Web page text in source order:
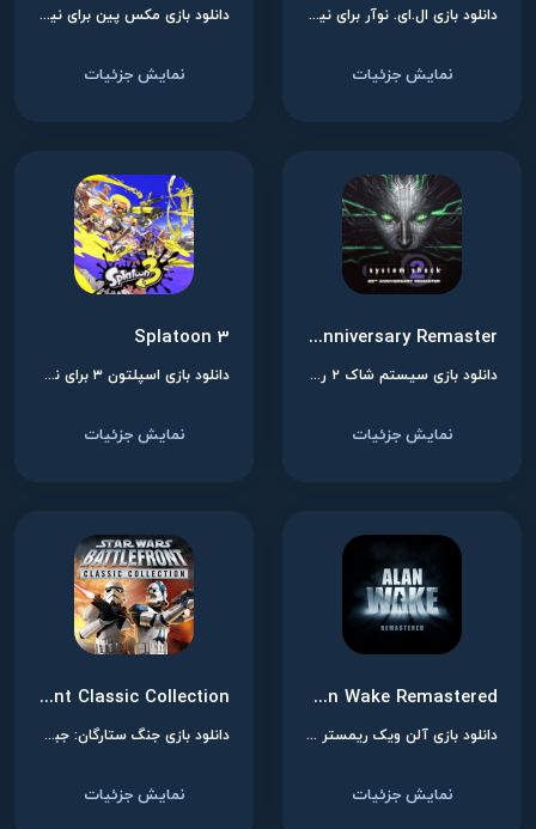
دانلود بازی ال.ای. نوآر برای نینتندو سوییچ
نمایش جزئیات
دانلود بازی مکس پین برای نینتندو سوییچ
نمایش جزئیات
System Shock® 2: 25th Anniversary Remaster
دانلود بازی سیستم شاک ۲ ریمستر برای نینتندو سوییچ
نمایش جزئیات
Splatoon 3
دانلود بازی اسپلتون ۳ برای نینتندو سوییچ
نمایش جزئیات
Alan Wake Remastered
دانلود بازی آلن ویک ریمستر برای نینتندو سوییچ
نمایش جزئیات
Star Wars: Battlefront Classic Collection
دانلود بازی جنگ ستارگان: جبهه نبرد برای نینتندو سوییچ
نمایش جزئیات